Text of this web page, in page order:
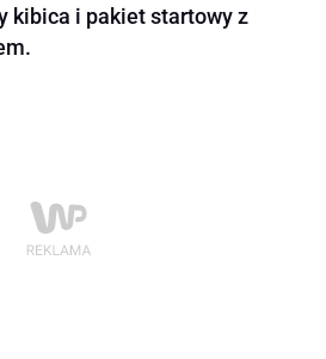
kibica i pakiet startowy z